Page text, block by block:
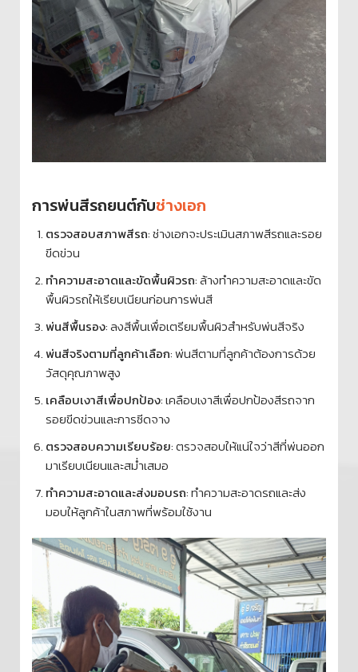
การพ่นสีรถยนต์กับช่างเอก
ตรวจสอบสภาพสีรถ: ช่างเอกจะประเมินสภาพสีรถและรอย
ขีดข่วน
ทำความสะอาดและขัดพื้นผิวรถ: ล้างทำความสะอาดและขัด
พื้นผิวรถให้เรียบเนียนก่อนการพ่นสี
พ่นสีพื้นรอง: ลงสีพื้นเพื่อเตรียมพื้นผิวสำหรับพ่นสีจริง
พ่นสีจริงตามที่ลูกค้าเลือก: พ่นสีตามที่ลูกค้าต้องการด้วย
วัสดุคุณภาพสูง
เคลือบเงาสีเพื่อปกป้อง: เคลือบเงาสีเพื่อปกป้องสีรถจาก
รอยขีดข่วนและการซีดจาง
ตรวจสอบความเรียบร้อย: ตรวจสอบให้แน่ใจว่าสีที่พ่นออก
มาเรียบเนียนและสม่ำเสมอ
ทำความสะอาดและส่งมอบรถ: ทำความสะอาดรถและส่ง
มอบให้ลูกค้าในสภาพที่พร้อมใช้งาน